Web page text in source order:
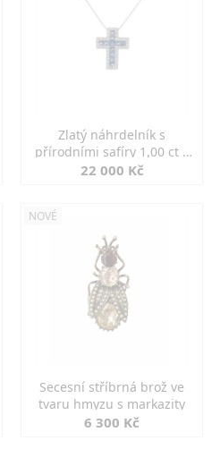
Zlatý náhrdelník s
přírodními safíry 1,00 ct a
diamanty
22 000 Kč
NOVÉ
Secesní stříbrná brož ve
tvaru hmyzu s markazity
6 300 Kč